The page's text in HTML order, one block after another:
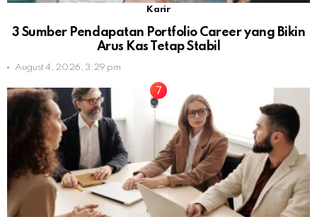
Karir
3 Sumber Pendapatan Portfolio Career yang Bikin
Arus Kas Tetap Stabil
August 4, 2026, 3:29 pm